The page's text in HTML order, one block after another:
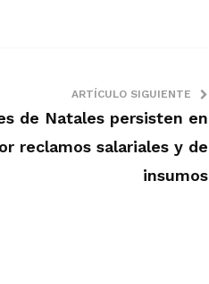
ARTÍCULO SIGUIENTE
de Natales persisten en
reclamos salariales y de
insumos